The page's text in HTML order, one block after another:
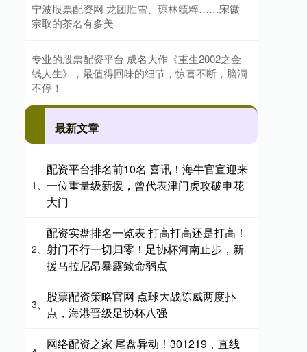
宁波股票配资网 龙团胜雪、琼林毓粹……宋徽
宗取的茶名有多美
专业的股票配资平台 成名大作《重生2002之金
钱人生》，最值得回味的细节，惊喜不断，脑洞
不停！
最新文章
1、
配资平台排名前10名 喜讯！海牛官宣迎来
一位重量级新援，曾代表津门虎攻破申花
大门
2、
配资实盘排名一览表 打高打高还是打高！
射门不行一切归零！足协杯河南止步，新
援马拉尼昂暴露致命弱点
3、
股票配资策略官网 点球大战陈威两度扑
点，海港晋级足协杯八强
网络配资之家 尾盘异动！301219，直线